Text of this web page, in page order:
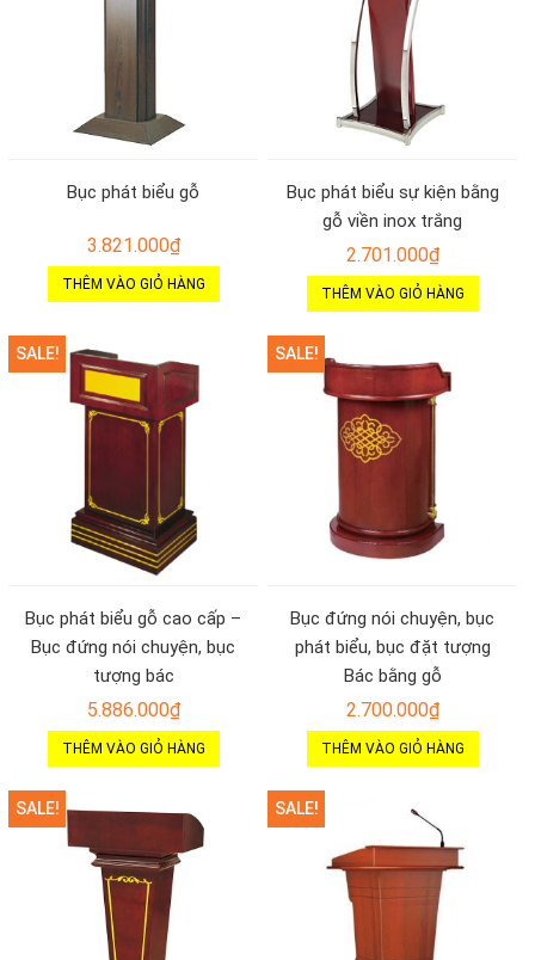
Bục phát biểu gỗ
3.821.000₫
THÊM VÀO GIỎ HÀNG
Bục phát biểu sự kiện bằng
gỗ viền inox trắng
2.701.000₫
THÊM VÀO GIỎ HÀNG
SALE!
Bục phát biểu gỗ cao cấp –
Bục đứng nói chuyện, bục
tượng bác
5.886.000₫
THÊM VÀO GIỎ HÀNG
SALE!
Bục đứng nói chuyện, bục
phát biểu, bục đặt tượng
Bác bằng gỗ
2.700.000₫
THÊM VÀO GIỎ HÀNG
SALE! SALE!